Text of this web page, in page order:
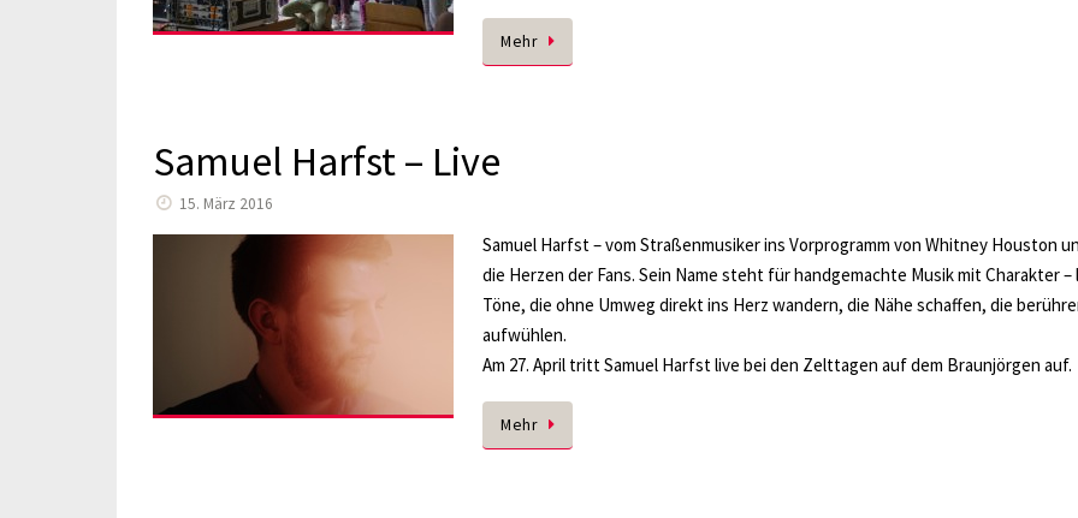
Mehr
Samuel Harfst – Live
15. März 2016
Samuel Harfst – vom Straßenmusiker ins Vorprogramm von Whitney Houston
die Herzen der Fans. Sein Name steht für handgemachte Musik mit Charakter –
Töne, die ohne Umweg direkt ins Herz wandern, die Nähe schaffen, die
aufwühlen.
Am 27. April tritt Samuel Harfst live bei den Zelttagen auf dem Braunjörgen auf.
Mehr